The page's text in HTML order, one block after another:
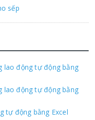
sếp
lao động tự động bằng
lao động tự động bằng
tự động bằng Excel